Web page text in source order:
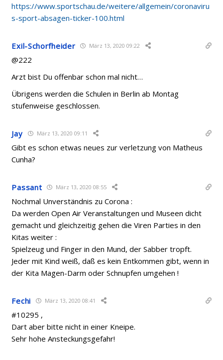
https://www.sportschau.de/weitere/allgemein/coronaviru
s-sport-absagen-ticker-100.html
Exil-Schorfheider März 13, 2020 09:22
@222
Arzt bist Du offenbar schon mal nicht…
Übrigens werden die Schulen in Berlin ab Montag
stufenweise geschlossen.
Jay März 13, 2020 09:11
Gibt es schon etwas neues zur verletzung von Matheus
Cunha?
Passant März 13, 2020 08:55
Nochmal Unverständnis zu Corona :
Da werden Open Air Veranstaltungen und Museen dicht
gemacht und gleichzeitig gehen die Viren Parties in den
Kitas weiter :
Spielzeug und Finger in den Mund, der Sabber tropft.
Jeder mit Kind weiß, daß es kein Entkommen gibt, wenn in
der Kita Magen-Darm oder Schnupfen umgehen !
Fechi März 13, 2020 08:41
#10295 ,
Dart aber bitte nicht in einer Kneipe.
Sehr hohe Ansteckungsgefahr!